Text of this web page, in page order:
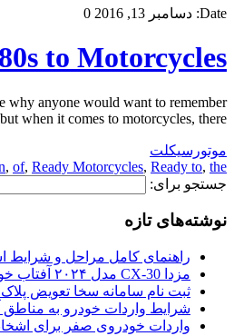
Date: دسامبر 13, 2016 0
to Motorcycles
why anyone would want to remember
when it comes to motorcycles, there […]
موتورسیکلت
, of, Ready Motorcycles, Ready to, the
جستجو برای:
نوشته‌های تازه
راهنمای کامل مراحل و شرایط اسقاط
مزدا CX-30 مدل ۲۰۲۴ آفتاب خودرو؛ بررسی و مشخصات فنی
ثبت نام سامانه سخا تعویض
شرایط واردات خودرو به مناطق
واردات خودروی صفر برای